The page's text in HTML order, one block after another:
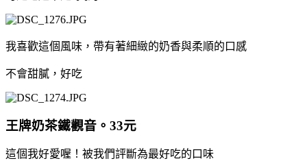
我喜歡這個風味，帶有著細緻的奶香與柔順的口感
不會甜膩，好吃
王牌奶茶鐵觀音。33元
這個我好愛喔！被我們評斷為最好吃的口味